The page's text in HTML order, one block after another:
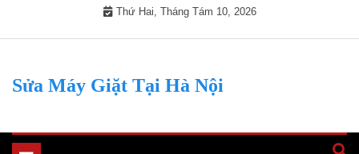
Thứ Hai, Tháng Tám 10, 2026
Sửa Máy Giặt Tại Hà Nội